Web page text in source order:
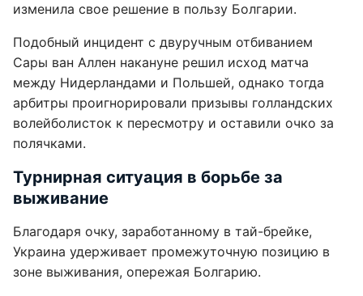
изменила свое решение в пользу Болгарии.
Подобный инцидент с двуручным отбиванием
Сары ван Аллен накануне решил исход матча
между Нидерландами и Польшей, однако тогда
арбитры проигнорировали призывы голландских
волейболисток к пересмотру и оставили очко за
полячками.
Турнирная ситуация в борьбе за
выживание
Благодаря очку, заработанному в тай-брейке,
Украина удерживает промежуточную позицию в
зоне выживания, опережая Болгарию.